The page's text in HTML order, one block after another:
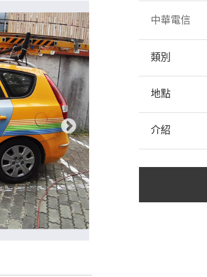
中華電信
類別
地點
介紹